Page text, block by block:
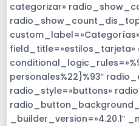
categorizar»
field_title=»estilos_tarjeta»
personales%22}%93″
radio_style=»buttons»
_builder_version=»4.20.1″